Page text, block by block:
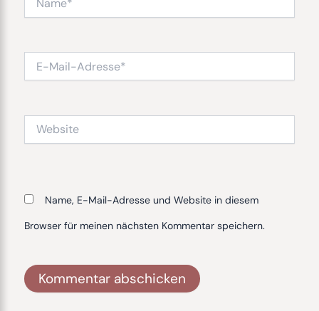
Mail-
Website
Name, E-Mail-Adresse und Website in diesem
Browser für meinen nächsten Kommentar speichern.